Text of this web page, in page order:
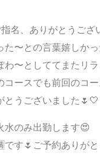
名、ありがとうござ
た〜との言葉嬉しかっ
わ〜としててまたリ
コースでも前回のコ
とうございました🌷🤍
水のみ出勤します😍
です🌷ご予約ありが